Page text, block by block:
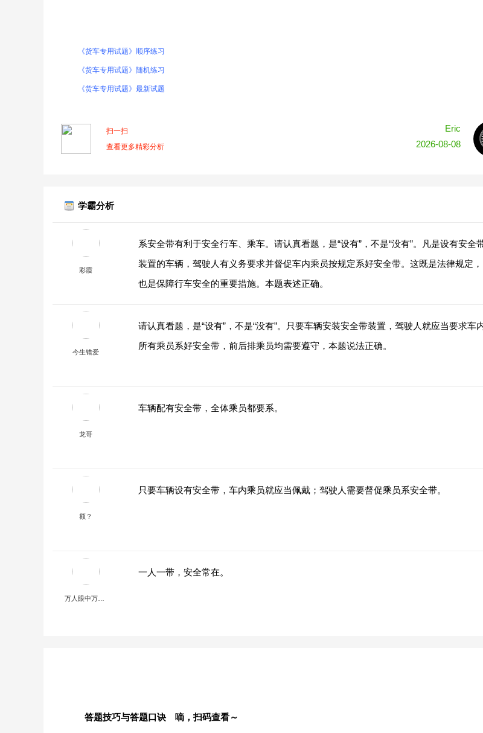
《货车专用试题》顺序练习
《货车专用试题》随机练习
《货车专用试题》最新试题
扫一扫
查看更多精彩分析
Eric
2026-08-08
学霸分析
彩霞
系安全带有利于安全行车、乘车。请认真看题，是“设有”，不是“没有”。凡是设有安全
装置的车辆，驾驶人有义务要求并督促车内乘员按规定系好安全带。这既是法律规定，
也是保障行车安全的重要措施。本题表述正确。
今生错爱
请认真看题，是“设有”，不是“没有”。只要车辆安装安全带装置，驾驶人就应当要求车
所有乘员系好安全带，前后排乘员均需要遵守，本题说法正确。
龙哥
车辆配有安全带，全体乘员都要系。
额？
只要车辆设有安全带，车内乘员就应当佩戴；驾驶人需要督促乘员系安全带。
一人一带，安全常在。
答题技巧与答题口诀 嘀，扫码查看～